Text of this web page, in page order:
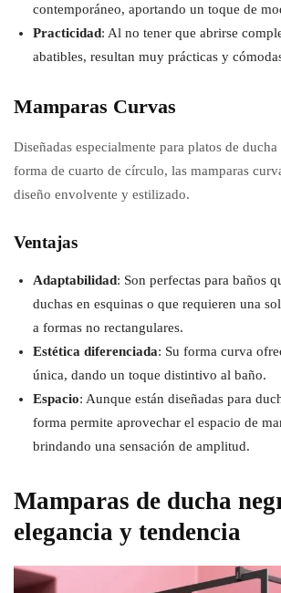
contemporáneo, aportando un toque de
Practicidad: Al no tener que abrirse
abatibles, resultan muy prácticas y
Mamparas Curvas
Diseñadas especialmente para platos de
forma de cuarto de círculo, las mamparas
diseño envolvente y estilizado.
Ventajas
Adaptabilidad: Son perfectas para baños
duchas en esquinas o que requieren una
a formas no rectangulares.
Estética diferenciada: Su forma curva
única, dando un toque distintivo al baño.
Espacio: Aunque están diseñadas para
forma permite aprovechar el espacio de
brindando una sensación de amplitud.
Mamparas de ducha
elegancia y tendencia